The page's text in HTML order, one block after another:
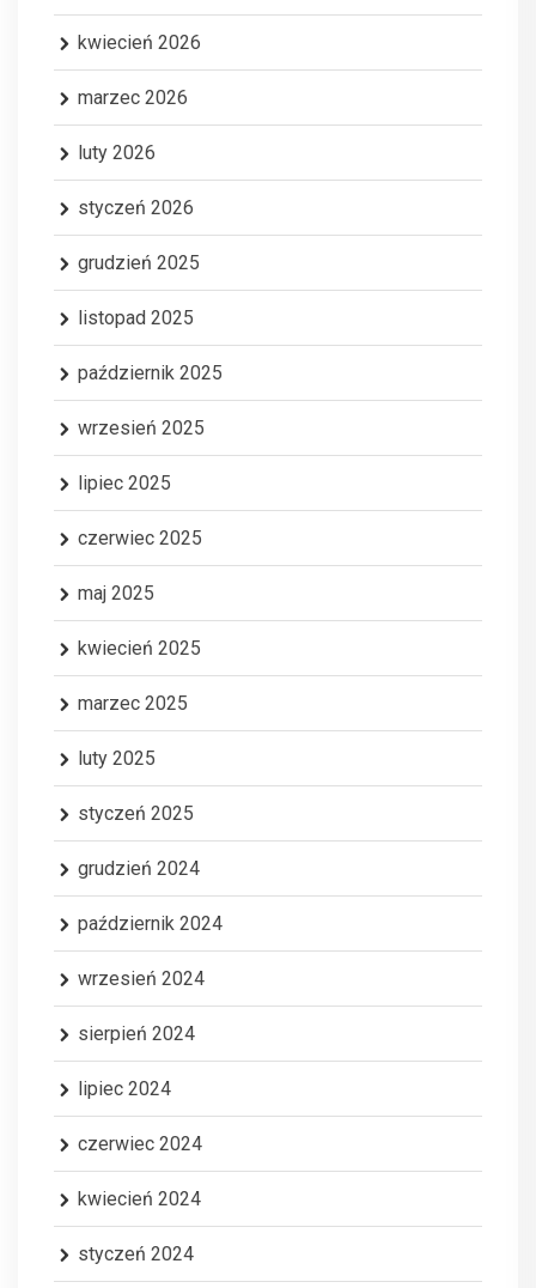
kwiecień 2026
marzec 2026
luty 2026
styczeń 2026
grudzień 2025
listopad 2025
październik 2025
wrzesień 2025
lipiec 2025
czerwiec 2025
maj 2025
kwiecień 2025
marzec 2025
luty 2025
styczeń 2025
grudzień 2024
październik 2024
wrzesień 2024
sierpień 2024
lipiec 2024
czerwiec 2024
kwiecień 2024
styczeń 2024